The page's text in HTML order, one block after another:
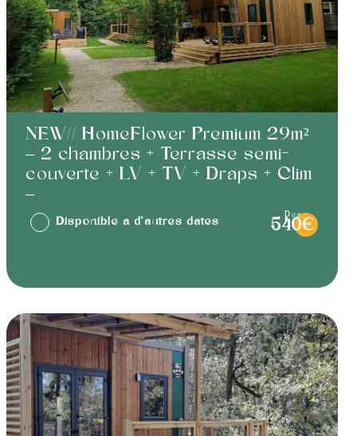
NEW// HomeFlower Premium 29m²
– 2 chambres + Terrasse semi-
couverte + LV + TV + Draps + Clim
–
Disponible à d'autres dates
dès
540€